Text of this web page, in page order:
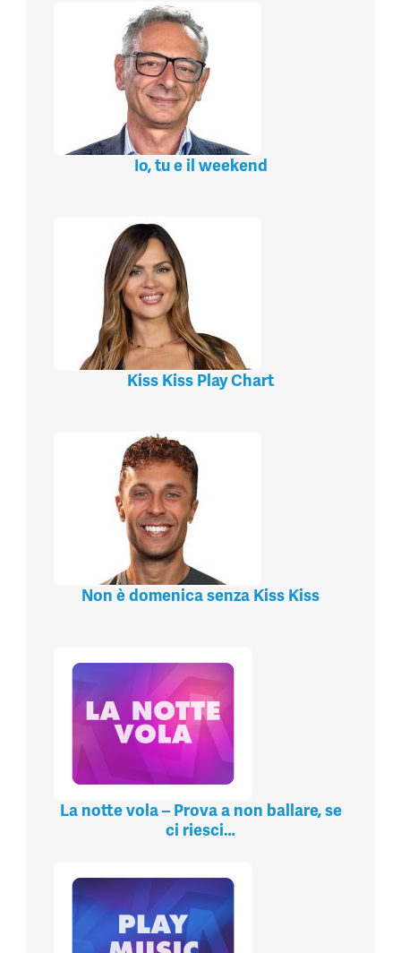
Io, tu e il weekend
Kiss Kiss Play Chart
Non è domenica senza Kiss Kiss
La notte vola – Prova a non ballare, se
ci riesci…